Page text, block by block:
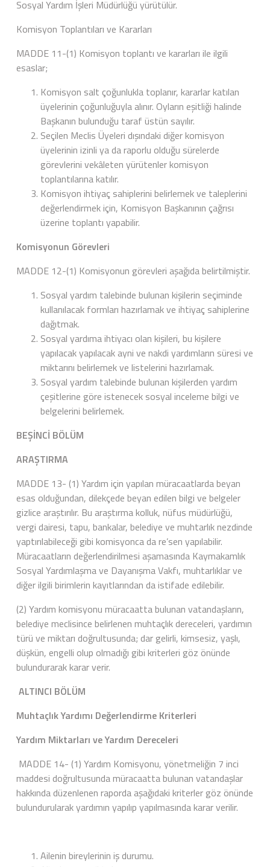
Sosyal Yardım İşleri Müdürlüğü yürütülür.
Komisyon Toplantıları ve Kararları
MADDE 11-(1) Komisyon toplantı ve kararları ile ilgili
esaslar;
Komisyon salt çoğunlukla toplanır, kararlar katılan
üyelerinin çoğunluğuyla alınır. Oyların eşitliği halinde
Başkanın bulunduğu taraf üstün sayılır.
Seçilen Meclis Üyeleri dışındaki diğer komisyon
üyelerinin izinli ya da raporlu olduğu sürelerde
görevlerini vekâleten yürütenler komisyon
toplantılarına katılır.
Komisyon ihtiyaç sahiplerini belirlemek ve taleplerini
değerlendirmek için, Komisyon Başkanının çağrısı
üzerine toplantı yapabilir.
Komisyonun Görevleri
MADDE 12-(1) Komisyonun görevleri aşağıda belirtilmiştir.
Sosyal yardım talebinde bulunan kişilerin seçiminde
kullanılacak formları hazırlamak ve ihtiyaç sahiplerine
dağıtmak.
Sosyal yardıma ihtiyacı olan kişileri, bu kişilere
yapılacak yapılacak ayni ve nakdi yardımların süresi ve
miktarını belirlemek ve listelerini hazırlamak.
Sosyal yardım talebinde bulunan kişilerden yardım
çeşitlerine göre istenecek sosyal inceleme bilgi ve
belgelerini belirlemek.
BEŞİNCİ BÖLÜM
ARAŞTIRMA
MADDE 13- (1) Yardım için yapılan müracaatlarda beyan
esas olduğundan, dilekçede beyan edilen bilgi ve belgeler
gizlice araştırılır. Bu araştırma kolluk, nüfus müdürlüğü,
vergi dairesi, tapu, bankalar, belediye ve muhtarlık nezdinde
yaptırılabileceği gibi komisyonca da re’sen yapılabilir.
Müracaatların değerlendirilmesi aşamasında Kaymakamlık
Sosyal Yardımlaşma ve Dayanışma Vakfı, muhtarlıklar ve
diğer ilgili birimlerin kayıtlarından da istifade edilebilir.
(2) Yardım komisyonu müracaatta bulunan vatandaşların,
belediye meclisince belirlenen muhtaçlık dereceleri, yardımın
türü ve miktarı doğrultusunda; dar gelirli, kimsesiz, yaşlı,
düşkün, engelli olup olmadığı gibi kriterleri göz önünde
bulundurarak karar verir.
ALTINCI BÖLÜM
Muhtaçlık Yardımı Değerlendirme Kriterleri
Yardım Miktarları ve Yardım Dereceleri
MADDE 14- (1) Yardım Komisyonu, yönetmeliğin 7 inci
maddesi doğrultusunda müracaatta bulunan vatandaşlar
hakkında düzenlenen raporda aşağıdaki kriterler göz önünde
bulundurularak yardımın yapılıp yapılmasında karar verilir.
Ailenin bireylerinin iş durumu.